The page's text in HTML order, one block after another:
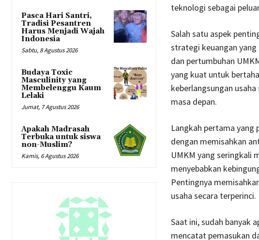
Pasca Hari Santri,
Tradisi Pesantren
Harus Menjadi Wajah
Indonesia
Sabtu, 8 Agustus 2026
Budaya Toxic
Masculinity yang
Membelenggu Kaum
Lelaki
Jumat, 7 Agustus 2026
Apakah Madrasah
Terbuka untuk siswa
non-Muslim?
Kamis, 6 Agustus 2026
teknologi sebagai
Salah satu aspek
strategi keuangan
dan pertumbuhan
yang kuat untuk
keberlangsungan
masa depan.
Langkah pertama yang
dengan memisahkan
UMKM yang seringkali
menyebabkan
Pentingnya
usaha secara terperinci.
Saat ini, sudah banyak
mencatat pemasukan